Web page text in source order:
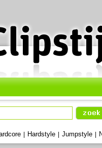
Hardstyle Jumpstyle